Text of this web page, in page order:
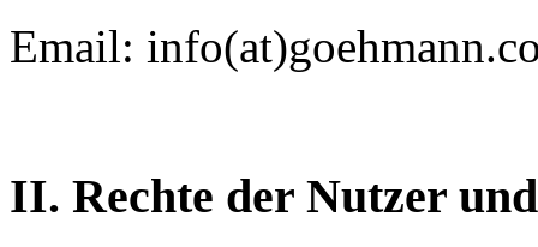
Email:
II. Rechte der Nutzer